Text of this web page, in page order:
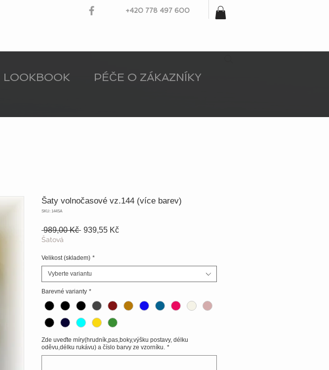
+420 778 497 600
LOOKBOOK PÉČE O ZÁKAZNÍKY
Šaty volnočasové vz.144 (více barev)
SKU: 144SA
989,00 Kč Běžná
939,55 KčZvýhodněná
Šatová
Velikost (skladem) *
Vyberte variantu
Barevné varianty *
Zde uveďte míry(hrudník,pas,boky,výšku postavy, délku
oděvu,délku rukávu) a číslo barvy ze vzorníku. *